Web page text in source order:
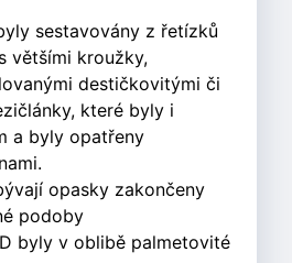
sestavovány z řetízků
většími kroužky,
destičkovitými či
které byly i
a byly opatřeny
opasky zakončeny
podoby
byly v oblibě palmetovité